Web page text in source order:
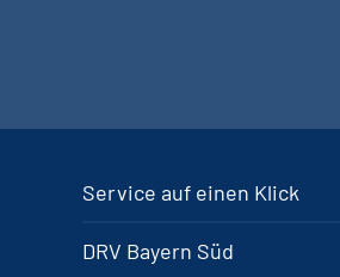
Service auf einen Klick
DRV Bayern Süd